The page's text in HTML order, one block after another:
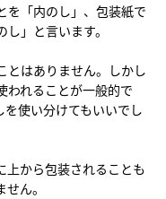
を「内のし」、包装紙で
」と言います。
とはありません。しかし
われることが一般的で
使い分けてもいいでし
上から包装されることも
ん。